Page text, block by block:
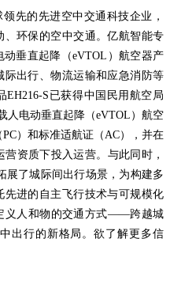
先的先进空中交通科技企业，
环保的空中交通。亿航智能专
垂直起降（eVTOL）航空器产
出行、物流运输和应急消防等
S已获得中国民用航空局
人电动垂直起降（eVTOL）航空
）和标准适航证（AC），并在
资质下投入运营。与此同时，
展了城际间出行场景，为构建多
先进的自主飞行技术与可规模化
义人和物的交通方式——跨越城
出行的新格局。欲了解更多信